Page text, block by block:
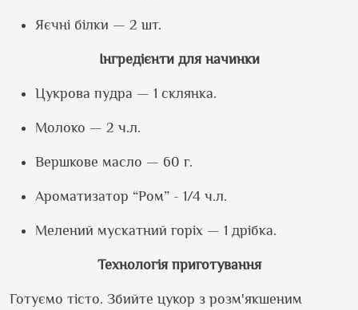
Яєчні білки — 2 шт.
Інгредієнти для начинки
Цукрова пудра — 1 склянка.
Молоко — 2 ч.л.
Вершкове масло — 60 г.
Ароматизатор “Ром” - 1/4 ч.л.
Мелений мускатний горіх — 1 дрібка.
Технологія приготування
Готуємо тісто. Збийте цукор з розм'якшеним